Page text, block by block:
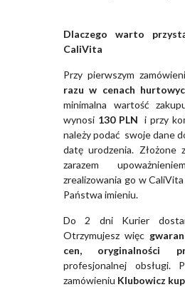
Dlaczego warto
CaliVita
Przy pierwszym
razu w cenach
minimalna wartość
wynosi 130 PLN i przy
należy podać swoje dane
datę urodzenia. Złożone
zarazem
zrealizowania go w
Państwa imieniu.
Do 2 dni Kurier
Otrzymujesz więc
cen, oryginalności
profesjonalnej obsługi.
zamówieniu Klubowicz